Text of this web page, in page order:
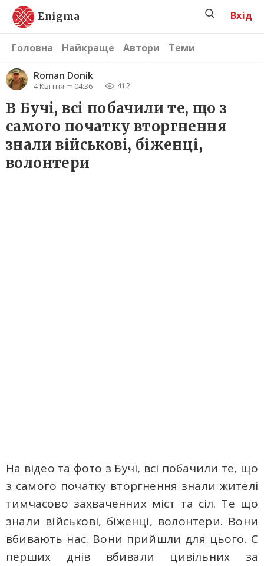
Enigma
Головна Найкраще Автори Теми
Вхід
Roman Donik
4 Квітня 04:36 412
В Бучі, всі побачили те, що з
самого початку вторгнення
знали військові, біженці,
волонтери
На відео та фото з Бучі, всі побачили те, що
з самого початку вторгнення знали жителі
тимчасово захваченних міст та сіл. Те що
знали військові, біженці, волонтери. Вони
вбивають нас. Вони прийшли для цього. С
перших днів вбивали цивільних за